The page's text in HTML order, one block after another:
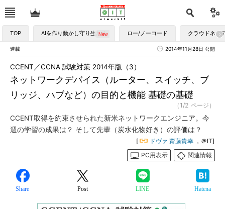
TOP AIを作り動かし守り生かす ロー/ノーコード クラウドネイ
連載 2014年11月28日 公開
ネットワークデバイス（ルーター、スイッチ、ブ
リッジ、ハブなど）の目的と機能 基礎の基礎
CCENT／CCNA 試験対策 2014年版（3）
（1/2 ページ）
CCENT取得を約束させられた新米ネットワークエンジニア。今
週の学習の成果は？ そして先輩（炭水化物好き）の評価は？
[ ドヴァ 齋藤貴幸 ，＠IT]
PC用表示
関連情報
Share Post LINE Hatena